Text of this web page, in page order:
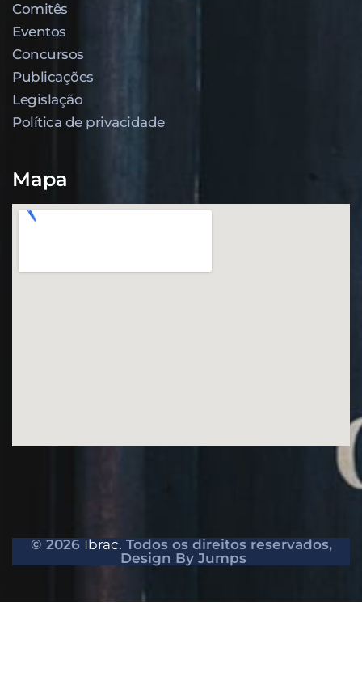
Comitês
Eventos
Concursos
Publicações
Legislação
Política de privacidade
Mapa
© 2026 Ibrac. Todos os direitos reservados,
Design By Jumps